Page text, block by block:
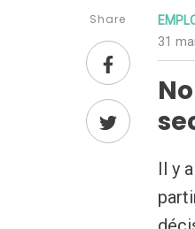
Share
31
Il y